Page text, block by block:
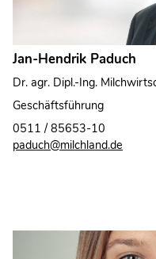
Jan-Hendrik Paduch
Dr. agr. Dipl.-Ing.
Geschäftsführung
0511 / 85653-10
paduch@milchland.de